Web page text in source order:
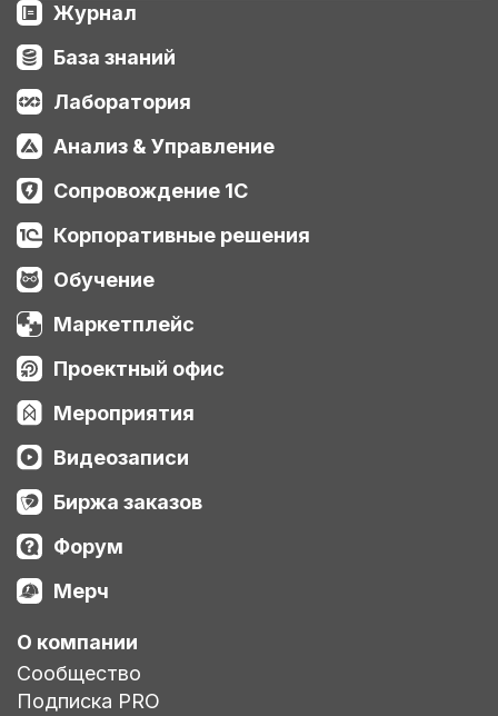
Журнал
База знаний
Лаборатория
Анализ & Управление
Сопровождение 1С
Корпоративные решения
Обучение
Маркетплейс
Проектный офис
Мероприятия
Видеозаписи
Биржа заказов
Форум
Мерч
О компании
Сообщество
Подписка PRO